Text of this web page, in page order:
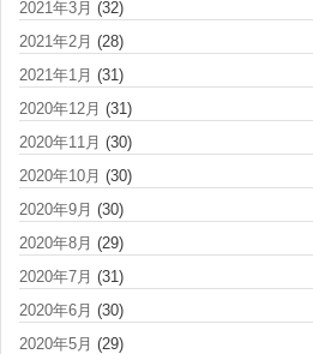
2021年3月 (32)
2021年2月 (28)
2021年1月 (31)
2020年12月 (31)
2020年11月 (30)
2020年10月 (30)
2020年9月 (30)
2020年8月 (29)
2020年7月 (31)
2020年6月 (30)
2020年5月 (29)